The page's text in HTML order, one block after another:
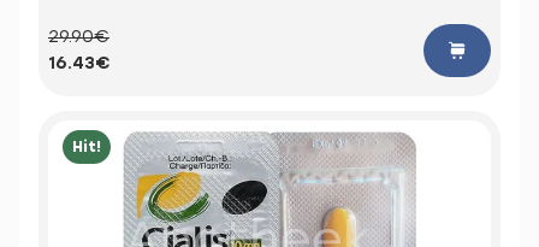
29.90€
16.43€
Hit!